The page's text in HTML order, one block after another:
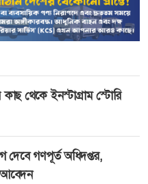
থেকে ইনস্টাগ্রাম স্টোরি
গণপূর্ত অধিদপ্তর,